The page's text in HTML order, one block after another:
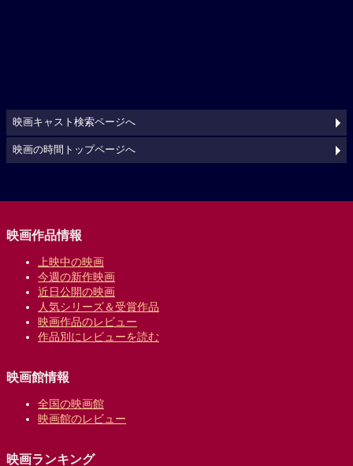
映画キャスト検索ページへ
映画の時間トップページへ
映画作品情報
上映中の映画
今週の新作映画
近日公開の映画
人気シリーズ＆受賞作品
映画作品のレビュー
作品別にレビューを読む
映画館情報
全国の映画館
映画館のレビュー
映画ランキング